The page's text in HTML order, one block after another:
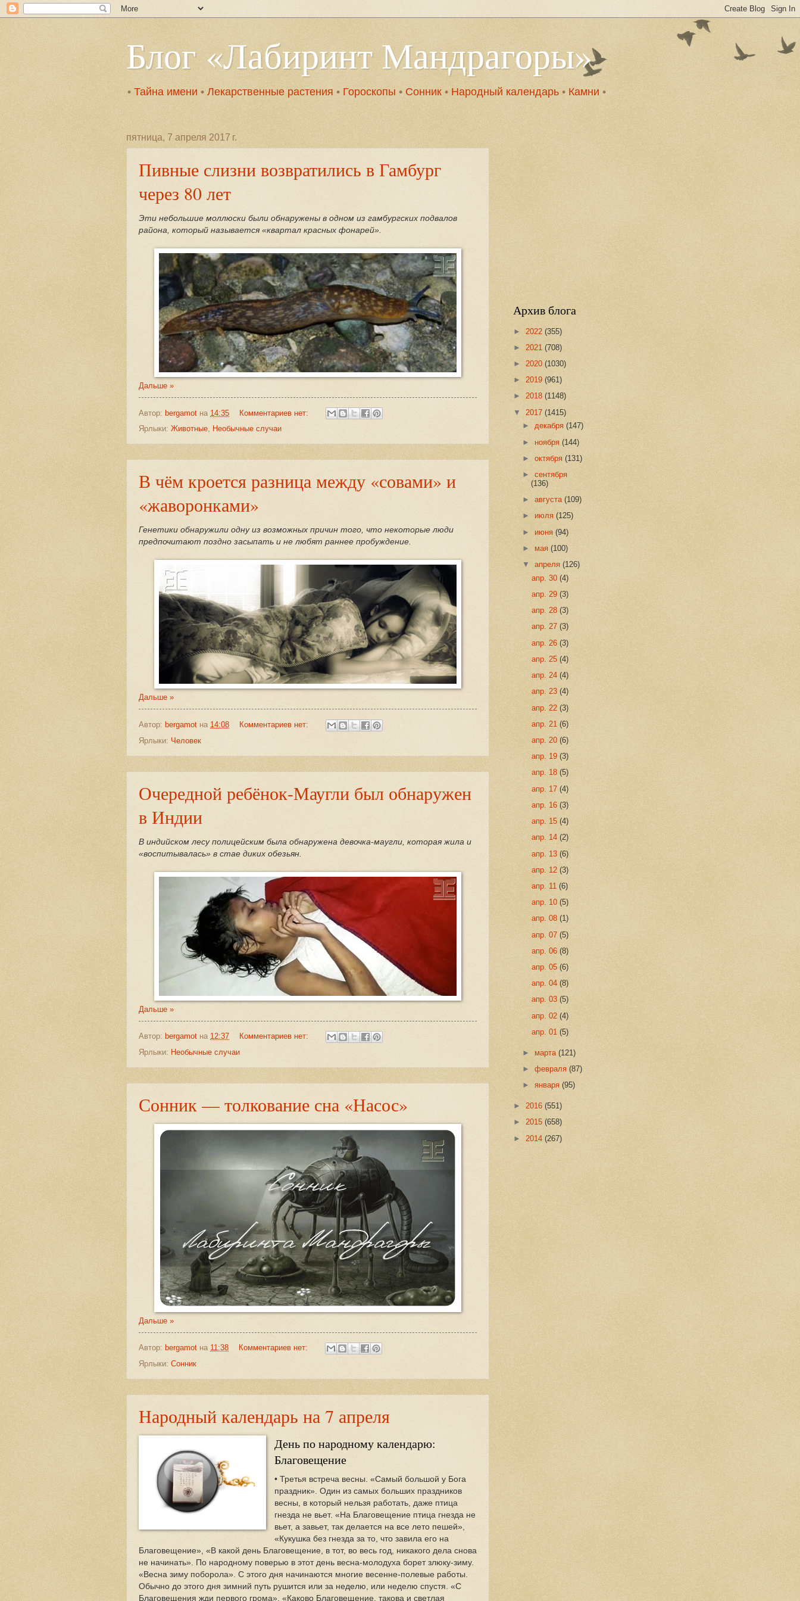
Блог «Лабиринт Мандрагоры»
• Тайна имени • Лекарственные растения • Гороскопы • Сонник • Народный календарь • Камни •
пятница, 7 апреля 2017 г.
Пивные слизни возвратились в Гамбург
через 80 лет
Эти небольшие моллюски были обнаружены в одном из гамбургских подвалов
района, который называется «квартал красных фонарей».
Дальше »
Автор: bergamot на 14:35
Комментариев нет:
Ярлыки: Животные, Необычные случаи
В чём кроется разница между «совами» и
«жаворонками»
Генетики обнаружили одну из возможных причин того, что некоторые люди
предпочитают поздно засыпать и не любят раннее пробуждение.
Дальше »
Автор: bergamot на 14:08
Комментариев нет:
Ярлыки: Человек
Очередной ребёнок-Маугли был обнаружен
в Индии
В индийском лесу полицейским была обнаружена девочка-маугли, которая жила и
«воспитывалась» в стае диких обезьян.
Дальше »
Автор: bergamot на 12:37
Комментариев нет:
Ярлыки: Необычные случаи
Сонник — толкование сна «Насос»
Дальше »
Автор: bergamot на 11:38
Комментариев нет:
Ярлыки: Сонник
Народный календарь на 7 апреля
День по народному календарю:
Благовещение
• Третья встреча весны. «Самый большой у Бога
праздник». Один из самых больших праздников
весны, в который нельзя работать, даже птица
гнезда не вьет. «На Благовещение птица гнезда не
вьет, а завьет, так делается на все лето пешей»,
«Кукушка без гнезда за то, что завила его на
Благовещение», «В какой день Благовещение, в тот, во весь год, никакого дела снова
не начинать». По народному поверью в этот день весна-молодуха борет злюку-зиму.
«Весна зиму поборола». С этого дня начинаются многие весенне-полевые работы.
Обычно до этого дня зимний путь рушится или за неделю, или неделю спустя. «С
Благовещения жди первого грома». «Каково Благовещение, такова и светлая
Архив блога
► 2022 (355)
► 2021 (708)
► 2020 (1030)
► 2019 (961)
► 2018 (1148)
▼ 2017 (1415)
►декабря(147)
►ноября(144)
►октября(131)
►сентября
(136)
►августа(109)
►июля(125)
►июня(94)
► мая(100)
▼апреля(126)
апр. 30 (4)
апр. 29 (3)
апр. 28 (3)
апр. 27 (3)
апр. 26 (3)
апр. 25 (4)
апр. 24 (4)
апр. 23 (4)
апр. 22 (3)
апр. 21 (6)
апр. 20 (6)
апр. 19 (3)
апр. 18 (5)
апр. 17 (4)
апр. 16 (3)
апр. 15 (4)
апр. 14 (2)
апр. 13 (6)
апр. 12 (3)
апр. 11 (6)
апр. 10 (5)
апр. 08 (1)
апр. 07 (5)
апр. 06 (8)
апр. 05 (6)
апр. 04 (8)
апр. 03 (5)
апр. 02 (4)
апр. 01 (5)
►марта(121)
►февраля(87)
►января(95)
► 2016 (551)
► 2015 (658)
► 2014 (267)